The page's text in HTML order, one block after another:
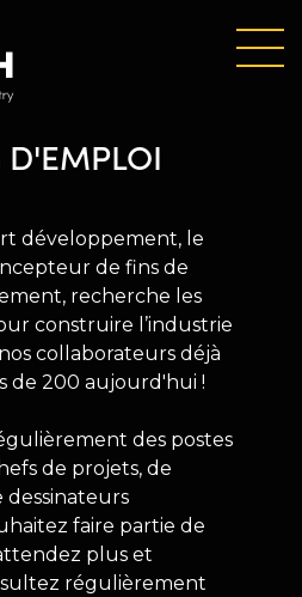
D'EMPLOI
développement, le
de fins de
recherche les
construire l’industrie
collaborateurs déjà
de 200 aujourd'hui !
des postes
de projets, de
dessinateurs
faire partie de
plus et
régulièrement